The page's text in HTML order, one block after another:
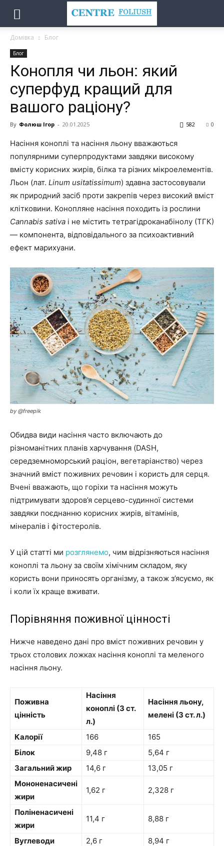
Домівка Блог
Блог
Конопля чи льон: який
суперфуд кращий для
вашого раціону?
By Фолюш Ігор - 20.01.2025 0
582
Насіння коноплі та насіння льону вважаються
популярними суперпродуктами завдяки високому
вмісту корисних жирів, білка та різних мікроелементів.
Льон (лат. Linum usitatissimum) здавна застосовували
як природний засіб проти закрепів через високий вміст
клітковини. Конопляне насіння походить із рослини
Cannabis sativa і не містить тетрагідроканабінолу (ТГК)
— компонента, відповідального за психоактивний
ефект марихуани.
by @freepik
Обидва види насіння часто включають до
різноманітних планів харчування (DASH,
середземноморський раціон, вегетаріанство) через
значний вміст поживних речовин і користь для серця.
Вчені вважають, що горіхи та насіння можуть
підтримувати здоров’я серцево-судинної системи
завдяки поєднанню корисних жирів, вітамінів,
мінералів і фітостеролів.
У цій статті ми розглянемо, чим відрізняються насіння
коноплі та льону за своїм хімічним складом, яку
користь вони приносять організму, а також з’ясуємо, як
і коли їх краще вживати.
Порівняння поживної цінності
Нижче наведено дані про вміст поживних речовин у
трьох столових ложках насіння коноплі та меленого
насіння льону.
Поживна
цінність
Насіння
коноплі (3 ст.
л.)
Насіння льону,
мелені (3 ст. л.)
Калорії 166
165
Білок
9,48 г
5,64 г
Загальний жир
14,6 г
13,05 г
Мононенасичені
жири
1,62 г 2,328 г
Поліненасичені
жири
11,4 г 8,88 г
Вуглеводи 2,6 г 8,94 г